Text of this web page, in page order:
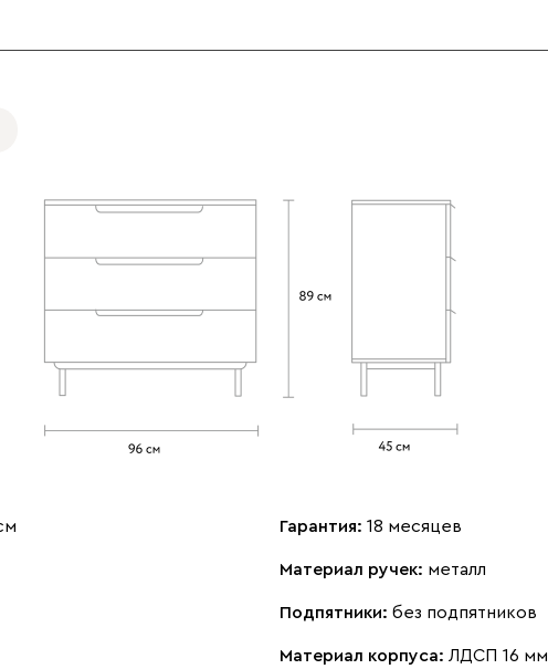
Гарантия: 18 месяцев
Материал ручек: металл
Подпятники: без подпятников
Материал корпуса: ЛДСП 16 мм